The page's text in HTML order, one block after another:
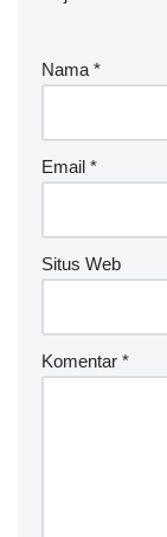
Nama *
Email *
Situs Web
Komentar *